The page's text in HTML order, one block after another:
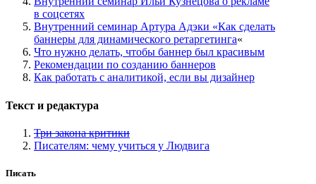
в соцсетях
Внутренний семинар Артура Адэки «Как сделать
баннеры для динамического ретаргетинга«
Что нужно делать, чтобы баннер был красивым
Рекомендации по созданию баннеров
Как работать с аналитикой, если вы дизайнер
Текст и редактура
Три закона критики
Писателям: чему учиться у Людвига
Писать